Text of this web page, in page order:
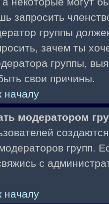
запросить
группы
зачем ты
группы,
свои причины.
началу
модератором
групп.
с
началу